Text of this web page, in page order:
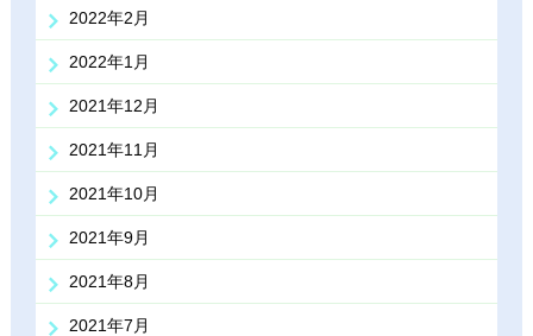
2022年2月
2022年1月
2021年12月
2021年11月
2021年10月
2021年9月
2021年8月
2021年7月